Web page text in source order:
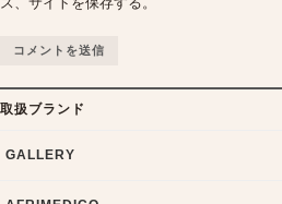
取扱ブランド
GALLERY